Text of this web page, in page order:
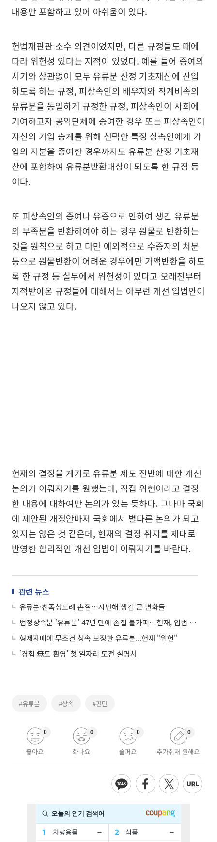
내용만 포함하고 있어 아쉬움이 있다.
헌법재판관 소수 의견이었지만, 다른 규정들도 때에
따라 위헌성 있다는 지적이 있었다. 예를 들어 증여의
시기와 상관없이 모두 유류분 산정 기초재산에 산입
하도록 하는 규정, 피상속인의 배우자와 직계비속의
유류분을 동일하게 규정한 규정, 피상속인이 사회에
기여하고자 공익단체에 증여한 경우 또는 피상속인이
자신의 가업 승계를 위해 선택한 특정 상속인에게 가
업의 지분을 증여한 경우까지도 유류분 산정 기초재
산에 포함하여 유류분반환대상이 되도록 한 규정 등
이다.
또 피상속인의 증여나 유증으로 인하여 생긴 유류분
의 부족분을 반환하여야 하는 경우 원물로 반환하는
것을 원칙으로 하고 다만 예외적으로 수증자의 처분
등으로 원물반환이 어려운 경우에만 가액반환을 하도
록 한 규정 등 실무에서 위헌성이 있다고 오래전부터
지적받아온 규정들에 대해서는 아무런 개선 입법안이
나오지 않고 있다.
헌재의 결정을 계기로 유류분 제도 전반에 대한 개선
논의가 이뤄지기를 원했는데, 직접 위헌이라고 결정
한 내용에 대하여만 논의가 있는 듯하다. 그나마 국회
에 제안된 개정안마저 국회에서 별다른 논의가 되고
있지는 않은 것 같은데, 헌재의 결정 취지를 제대로
반영한 합리적인 개선 입법이 이뤄지기를 바란다.
관련 뉴스
유류분·친족상도례 손질…지난해 생긴 큰 변화들
법정상속분 ‘유류분’ 47년 만에 손질 불가피…헌재, 입법 개선 명령
형제자매에 무조건 상속 보장한 유류분...헌재 "위헌"
‘경험 無도 환영’ 첫 일자리 도전 설명서
#유류분 #상속 #판단
좋아요
0
화나요
0
슬퍼요
0
추가취재 원해요
0